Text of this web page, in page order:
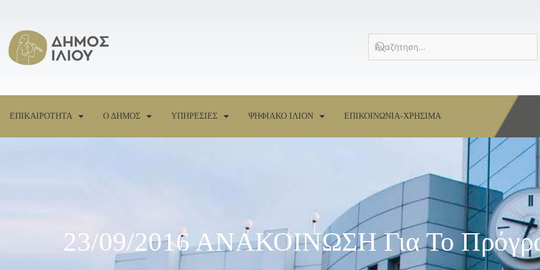
ΕΠΙΚΑΙΡΟΤΗΤΑ Ο ΔΗΜΟΣ ΥΠΗΡΕΣΙΕΣ ΨΗΦΙΑΚΟ ΙΛΙΟΝ ΕΠΙΚΟΙΝΩΝΙΑ-ΧΡΗΣΙΜΑ
23/09/2016 ΑΝΑΚΟΙΝΩΣΗ Για Το